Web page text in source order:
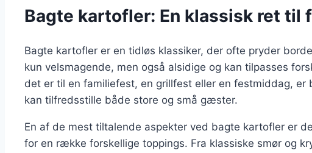
Bagte kartofler: En klassisk ret til
Bagte kartofler er en tidløs klassiker, der ofte pryder
kun velsmagende, men også alsidige og kan tilpasses
det er til en familiefest, en grillfest eller en festmiddag, er
kan tilfredsstille både store og små gæster.
En af de mest tiltalende aspekter ved bagte kartofler er
for en række forskellige toppings. Fra klassiske smør og